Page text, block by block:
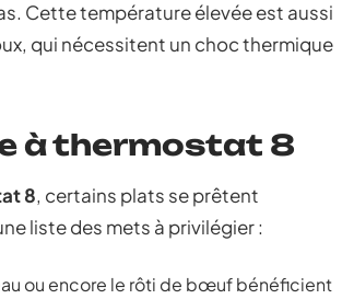
Cette température élevée est aussi
qui nécessitent un choc thermique
à thermostat 8
8, certains plats se prêtent
liste des mets à privilégier :
ou encore le rôti de bœuf bénéficient